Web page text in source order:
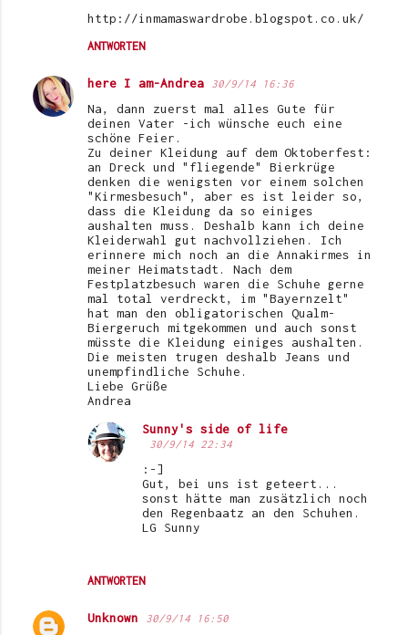
http://inmamaswardrobe.blogspot.co.uk/
ANTWORTEN
here I am-Andrea 30/9/14 16:36
Na, dann zuerst mal alles Gute für
deinen Vater -ich wünsche euch eine
schöne Feier.
Zu deiner Kleidung auf dem Oktoberfest:
an Dreck und "fliegende" Bierkrüge
denken die wenigsten vor einem solchen
"Kirmesbesuch", aber es ist leider so,
dass die Kleidung da so einiges
aushalten muss. Deshalb kann ich deine
Kleiderwahl gut nachvollziehen. Ich
erinnere mich noch an die Annakirmes in
meiner Heimatstadt. Nach dem
Festplatzbesuch waren die Schuhe gerne
mal total verdreckt, im "Bayernzelt"
hat man den obligatorischen Qualm-
Biergeruch mitgekommen und auch sonst
müsste die Kleidung einiges aushalten.
Die meisten trugen deshalb Jeans und
unempfindliche Schuhe.
Liebe Grüße
Andrea
ANTWORTEN
Sunny's side of life
30/9/14 22:34
:-]
Gut, bei uns ist geteert...
sonst hätte man zusätzlich noch
den Regenbaatz an den Schuhen.
LG Sunny
Unknown 30/9/14 16:50